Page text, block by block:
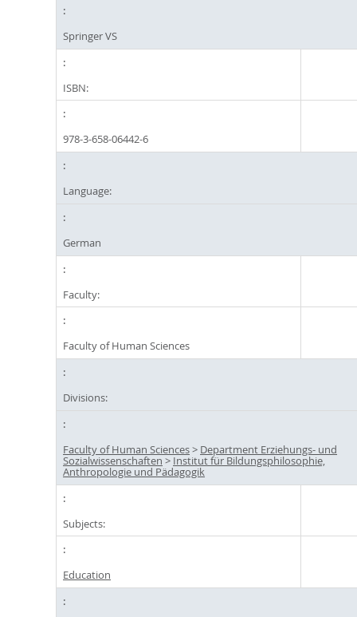
Springer VS
ISBN:
978-3-658-06442-6
Language:
German
Faculty:
Faculty of Human Sciences
Divisions:
Faculty of Human Sciences> Department Erziehungs- und
Sozialwissenschaften > Institut für Bildungsphilosophie,
Anthropologie und Pädagogik
Subjects:
Education